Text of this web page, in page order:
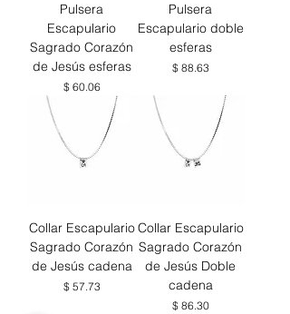
Pulsera
Escapulario
Sagrado Corazón
de Jesús esferas
Precio
$ 60.06
Pulsera
Escapulario doble
esferas
Precio
$ 88.63
Collar Escapulario
Sagrado Corazón
de Jesús cadena
Precio
$ 57.73
Collar Escapulario
Sagrado Corazón
de Jesús Doble
cadena
Precio
$ 86.30